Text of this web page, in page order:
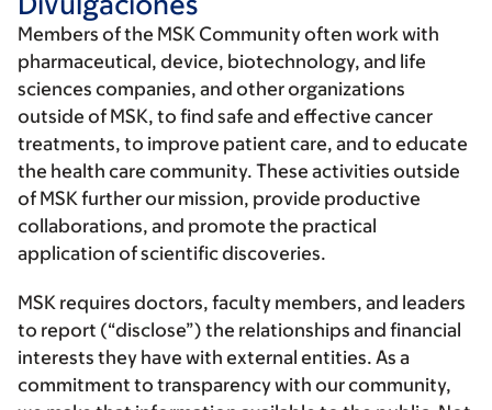
Members of the MSK Community often work with
pharmaceutical, device, biotechnology, and life
sciences companies, and other organizations
outside of MSK, to find safe and effective cancer
treatments, to improve patient care, and to educate
the health care community. These activities outside
of MSK further our mission, provide productive
collaborations, and promote the practical
application of scientific discoveries.
MSK requires doctors, faculty members, and leaders
to report (“disclose”) the relationships and financial
interests they have with external entities. As a
commitment to transparency with our community,